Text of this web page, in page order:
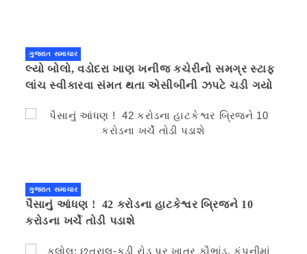
ગુજરાત સમાચાર
લ્યો બોલો, વડોદરા ખાણ ખનીજ કચેરીનો સમગ્ર સ્ટાફ
લાંચ સ્વીકારવા સંમત થતા એસીબીની ઝપટે ચડી ગયો
ગુજરાત સમાચાર
પૈસાનું આંધણ ! 42 કરોડના હાટકેશ્વર બ્રિજને 10
કરોડના ખર્ચે તોડી પડાશે